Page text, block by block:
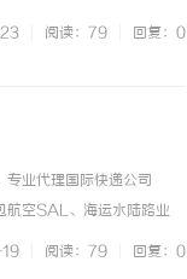
阅读：79 回复：0
业代理国际快递公司
航空SAL、海运水陆路业
区完成首单跨境电商B2B
阅读：79 回复：0